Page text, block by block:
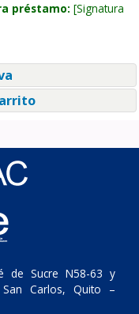
préstamo: Signatura
de Sucre N58-63 y
Carlos, Quito –